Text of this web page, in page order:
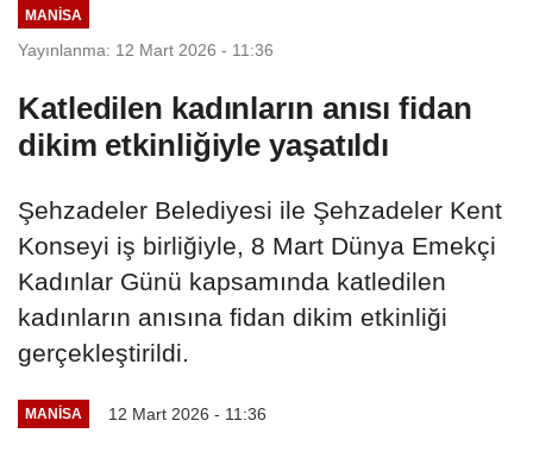
MANİSA
Yayınlanma: 12 Mart 2026 - 11:36
Katledilen kadınların anısı fidan
dikim etkinliğiyle yaşatıldı
Şehzadeler Belediyesi ile Şehzadeler Kent
Konseyi iş birliğiyle, 8 Mart Dünya Emekçi
Kadınlar Günü kapsamında katledilen
kadınların anısına fidan dikim etkinliği
gerçekleştirildi.
MANİSA 12 Mart 2026 - 11:36